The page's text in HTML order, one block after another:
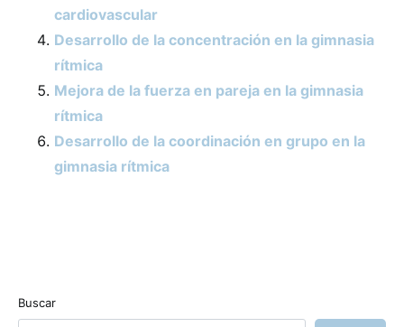
cardiovascular
Desarrollo de la concentración en la gimnasia
rítmica
Mejora de la fuerza en pareja en la gimnasia
rítmica
Desarrollo de la coordinación en grupo en la
gimnasia rítmica
Buscar